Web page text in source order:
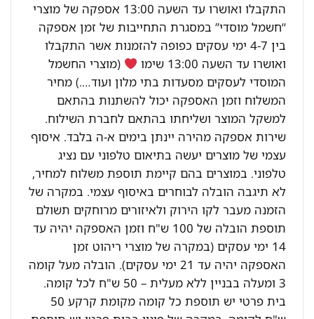
התקבלו ואושרו עד השעה 13:00 אספקה של מוצרי
“חשמל מוסדי” במסגרת התחייבות של זמן אספקה
בין 4-7 ימי עסקים כפופה להזמנות אשר התקבלו
ואושרו עד השעה 13:00 שימו
(מוצרי החשמל
המוסדי לעסקים מסעדות בתי מלון ועוד….) מחיר
המשלוח וזמן האספקה יכול להשתנות בהתאם
למשקל המוצר ושליחתו בהתאם לחברת השילוח.
שירות אספקה מהירה יינתן בימים א-ה בלבד. איסוף
עצמי של מוצרים יעשה בתיאום טלפוני עם נציג
טלפוני. במוצרים בהם קיימת תוספת משלוח למחיר,
לא תיגבה הובלה לבוחרים באיסוף עצמי. במקרה של
הזמנה מעבר לקו הירוק ולאיזורים מרוחקים תשולם
תוספת הובלה של 100 ש"ח וזמן האספקה יהיה עד
14 ימי עסקים (במקרה של מוצרי ריהוט זמן
האספקה יהיה עד 21 ימי עסקים). הובלה מעל קומה
3 ומעלה בבניין ללא מעלית – 50 ש"ח לכל קומה.
בית פרטי יש תוספת כל קומה מקומת קרקע 50